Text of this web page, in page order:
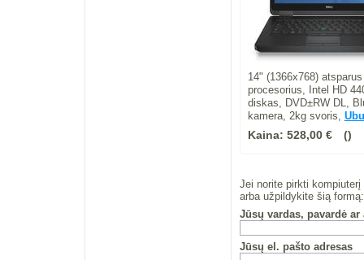
14" (1366x768)
procesorius, Intel HD
diskas, DVD±RW DL,
kamera, 2kg svoris,
Kaina: 528,00 €
Jei norite pirkti
arba užpildykite šią formą:
Jūsų vardas, pavardė
Jūsų el. pašto adresas